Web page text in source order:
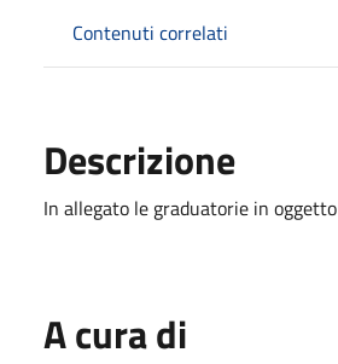
Contenuti correlati
Descrizione
In allegato le graduatorie in oggetto
A cura di